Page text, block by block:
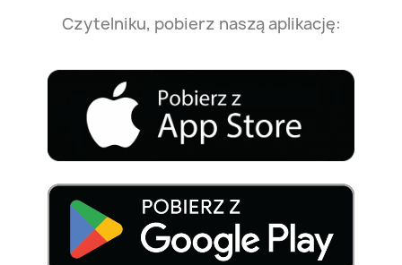
Czytelniku, pobierz naszą aplikację: